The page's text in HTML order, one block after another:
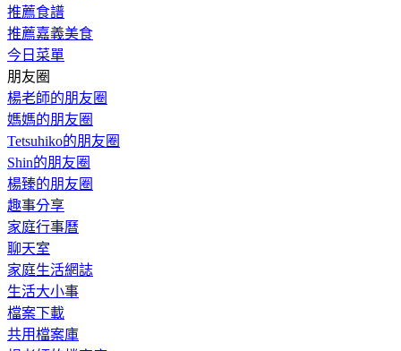
推薦食譜
推薦嘉義美食
今日菜單
朋友圈
楊老師的朋友圈
媽媽的朋友圈
Tetsuhiko的朋友圈
Shin的朋友圈
楊臻的朋友圈
趣事分享
家庭行事曆
聊天室
家庭生活網誌
生活大小事
檔案下載
共用檔案庫